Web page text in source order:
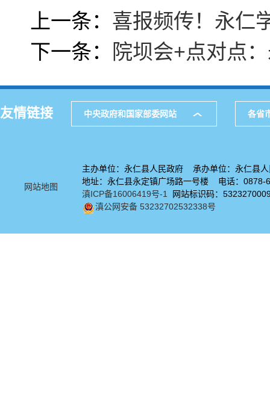
上一条： 喜报频传！永仁
下一条：
院坝会+点对点
友情链接 中央政府和国家部委网站 各省
网站地图
主办单位：永仁县人民政府 承办单位：永仁县人
地址：永仁县永定镇广场路一号楼 电话：0878-
滇ICP备16006419号-1
网站标识码：
滇公网安备 53232702532338号